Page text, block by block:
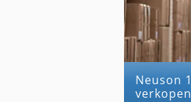
neuson 1503 direct
verkopen